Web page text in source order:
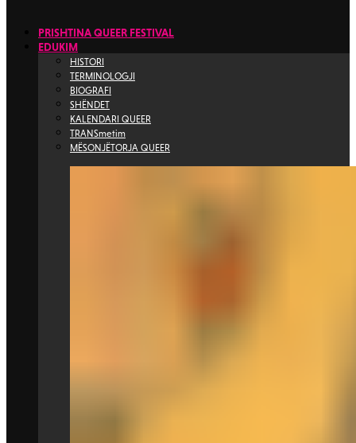
PRISHTINA QUEER FESTIVAL
EDUKIM
HISTORI
TERMINOLOGJI
BIOGRAFI
SHËNDET
KALENDARI QUEER
TRANSmetim
MËSONJËTORJA QUEER